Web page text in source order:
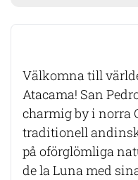
Välkomna till
Atacama! San
charmig by i norra
traditionell
på oförglömliga
de la Luna med